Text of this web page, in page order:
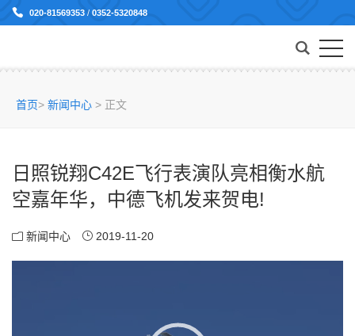
020-81569353 / 0352-5320848
首页> 新闻中心 > 正文
日照锐翔C42E飞行表演队亮相衡水航
空嘉年华，中德飞机发来贺电!
新闻中心 2019-11-20